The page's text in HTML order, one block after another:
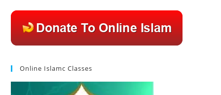
new
tab
new
tab
new
tab
new
tab
Online Islamc Classes